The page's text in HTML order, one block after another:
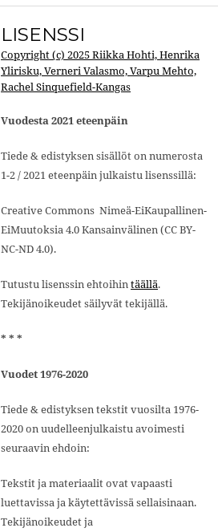
LISENSSI
Copyright (c) 2025 Riikka Hohti, Henrika
Ylirisku, Verneri Valasmo, Varpu Mehto,
Rachel Sinquefield-Kangas
Vuodesta 2021 eteenpäin
Tiede & edistyksen sisällöt on numerosta
1-2 / 2021 eteenpäin julkaistu lisenssillä:
Creative Commons Nimeä-EiKaupallinen-
EiMuutoksia 4.0 Kansainvälinen (CC BY-
NC-ND 4.0).
Tutustu lisenssin ehtoihintäällä.
Tekijänoikeudet säilyvät tekijällä.
* * *
Vuodet 1976-2020
Tiede & edistyksen tekstit vuosilta 1976-
2020 on uudelleenjulkaistu avoimesti
seuraavin ehdoin:
Tekstit ja materiaalit ovat vapaasti
luettavissa ja käytettävissä sellaisinaan.
Tekijänoikeudet ja